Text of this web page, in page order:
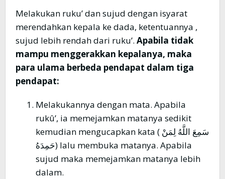
Melakukan ruku’ dan sujud dengan isyarat
merendahkan kepala ke dada, ketentuannya ,
sujud lebih rendah dari ruku’. Apabila tidak
mampu menggerakkan kepalanya, maka
para ulama berbeda pendapat dalam tiga
pendapat:
Melakukannya dengan mata. Apabila
rukû’, ia memejamkan matanya sedikit
kemudian mengucapkan kata ( سَمِعَ اللَّهُ لِمَنْ
حَمِدَهُ) lalu membuka matanya. Apabila
sujud maka memejamkan matanya lebih
dalam.